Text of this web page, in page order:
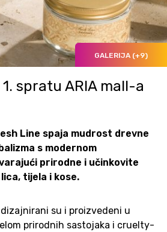
GALERIJA (+9)
spratu ARIA mall-a
Line spaja mudrost drevne
s modernom
prirodne i učinkovite
tijela i kose.
su i proizvedeni u
prirodnih sastojaka i cruelty-